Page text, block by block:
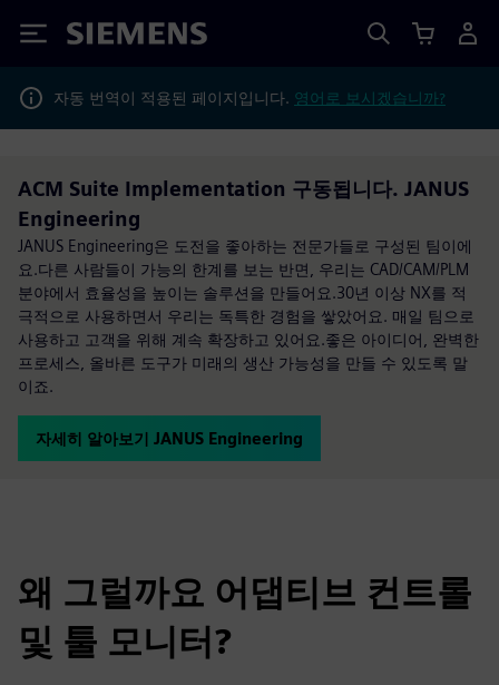
Siemens
자동 번역이 적용된 페이지입니다. 영어로 보시겠습니까?
ACM Suite Implementation 구동됩니다. JANUS
Engineering
JANUS Engineering은 도전을 좋아하는 전문가들로 구성된 팀이에
요.다른 사람들이 가능의 한계를 보는 반면, 우리는 CAD/CAM/PLM
분야에서 효율성을 높이는 솔루션을 만들어요.30년 이상 NX를 적
극적으로 사용하면서 우리는 독특한 경험을 쌓았어요. 매일 팀으로
사용하고 고객을 위해 계속 확장하고 있어요.좋은 아이디어, 완벽한
프로세스, 올바른 도구가 미래의 생산 가능성을 만들 수 있도록 말
이죠.
자세히 알아보기 JANUS Engineering
왜 그럴까요 어댑티브 컨트롤
및 툴 모니터?